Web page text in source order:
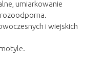
umiarkowanie
i wiejskich